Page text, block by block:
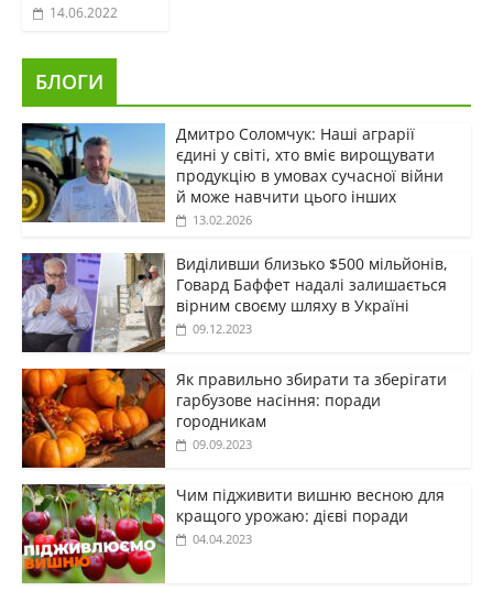
14.06.2022
БЛОГИ
Дмитро Соломчук: Наші аграрії
єдині у світі, хто вміє вирощувати
продукцію в умовах сучасної війни
й може навчити цього інших
13.02.2026
Виділивши близько $500 мільйонів,
Говард Баффет надалі залишається
вірним своєму шляху в Україні
09.12.2023
Як правильно збирати та зберігати
гарбузове насіння: поради
городникам
09.09.2023
Чим підживити вишню весною для
кращого урожаю: дієві поради
04.04.2023